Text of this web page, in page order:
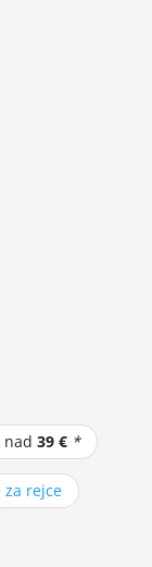
nad39 € *
rejce